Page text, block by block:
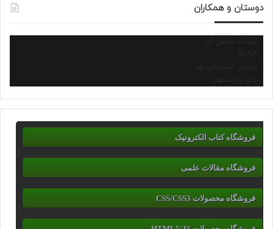
دوستان و همکاران
شرکت دانش آرا
انجمن استارتاپ ها
نانو پروسسور
فروشگاه کتاب الکترونیک
فروشگاه مقالات علمی
فروشگاه محصولات CSS/CSS3